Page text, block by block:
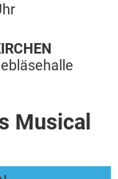
Musical